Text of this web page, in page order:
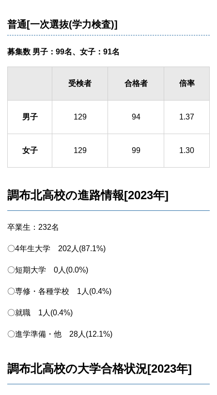
普通[一次選抜(学力検査)]
募集数 男子：99名、女子：91名
受検者 合格者 倍率
男子 129 94 1.37
女子 129 99 1.30
調布北高校の進路情報[2023年]
卒業生：232名
〇4年生大学 202人(87.1%)
〇短期大学 0人(0.0%)
〇専修・各種学校 1人(0.4%)
〇就職 1人(0.4%)
〇進学準備・他 28人(12.1%)
調布北高校の大学合格状況[2023年]